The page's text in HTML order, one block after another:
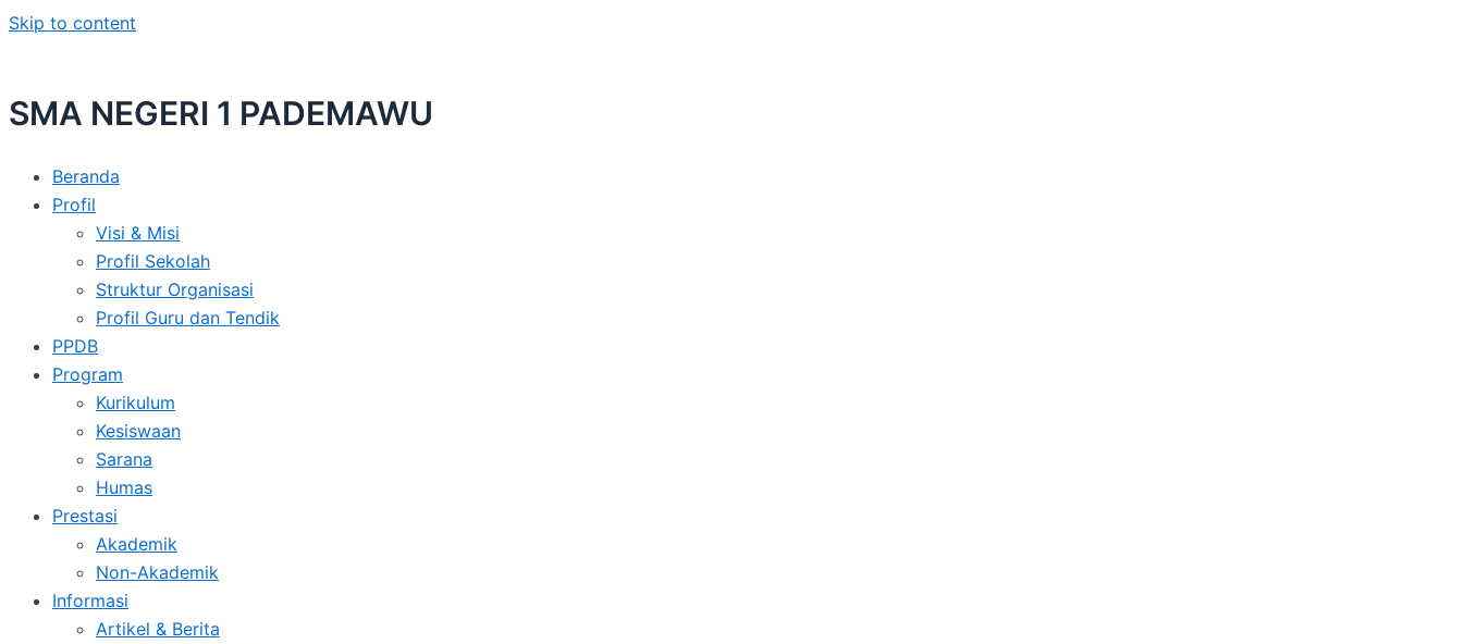
Skip to content
SMA NEGERI 1 PADEMAWU
Beranda
Profil
Visi & Misi
Profil Sekolah
Struktur Organisasi
Profil Guru dan Tendik
PPDB
Program
Kurikulum
Kesiswaan
Sarana
Humas
Prestasi
Akademik
Non-Akademik
Informasi
Artikel & Berita